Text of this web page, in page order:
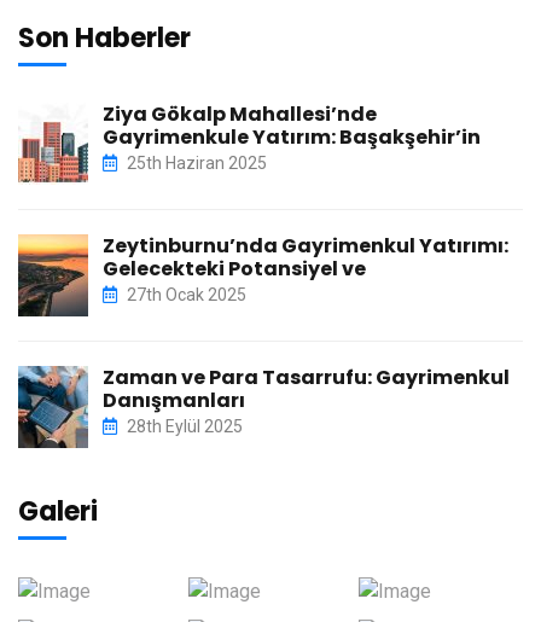
Son Haberler
Ziya Gökalp Mahallesi’nde
Gayrimenkule Yatırım: Başakşehir’in
25th Haziran 2025
Zeytinburnu’nda Gayrimenkul Yatırımı:
Gelecekteki Potansiyel ve
27th Ocak 2025
Zaman ve Para Tasarrufu: Gayrimenkul
Danışmanları
28th Eylül 2025
Galeri